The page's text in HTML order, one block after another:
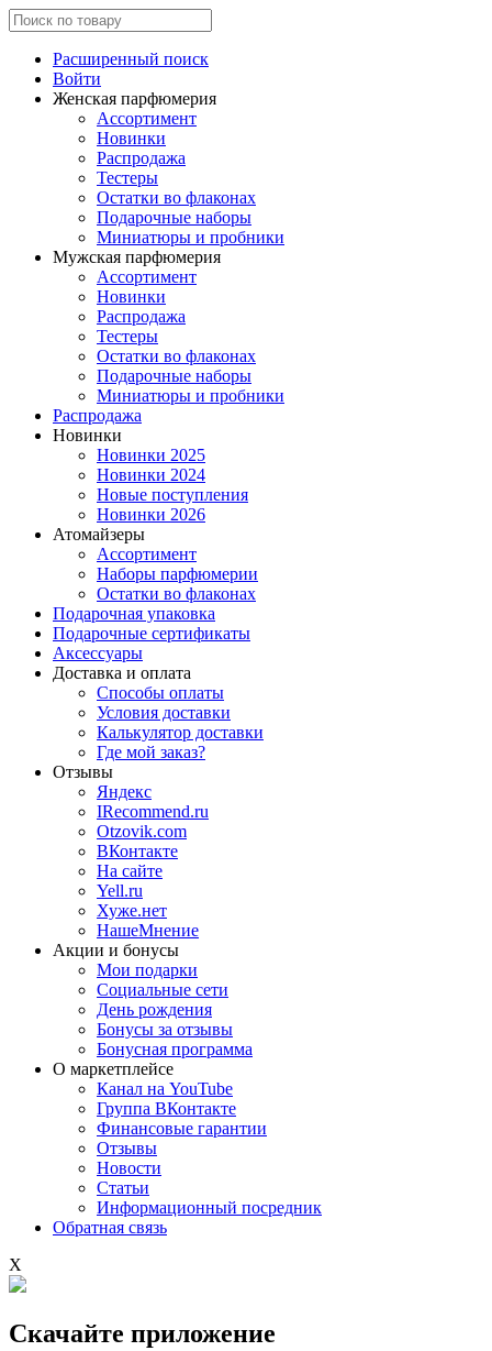
Расширенный поиск
Войти
Женская парфюмерия
Ассортимент
Новинки
Распродажа
Тестеры
Остатки во флаконах
Подарочные наборы
Миниатюры и пробники
Мужская парфюмерия
Ассортимент
Новинки
Распродажа
Тестеры
Остатки во флаконах
Подарочные наборы
Миниатюры и пробники
Распродажа
Новинки
Новинки 2025
Новинки 2024
Новые поступления
Новинки 2026
Атомайзеры
Ассортимент
Наборы парфюмерии
Остатки во флаконах
Подарочная упаковка
Подарочные сертификаты
Аксессуары
Доставка и оплата
Способы оплаты
Условия доставки
Калькулятор доставки
Где мой заказ?
Отзывы
Яндекс
IRecommend.ru
Otzovik.com
ВКонтакте
На сайте
Yell.ru
Хуже.нет
НашеМнение
Акции и бонусы
Мои подарки
Социальные сети
День рождения
Бонусы за отзывы
Бонусная программа
О маркетплейсе
Канал на YouTube
Группа ВКонтакте
Финансовые гарантии
Отзывы
Новости
Статьи
Информационный посредник
Обратная связь
X
Скачайте приложение